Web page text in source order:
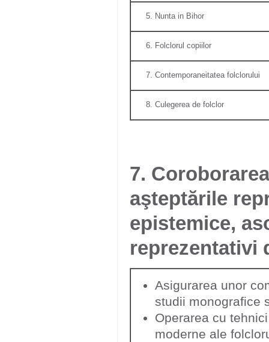
Nunta in Bihor
Folclorul copiilor
Contemporaneitatea folclorului
Culegerea de folclor
7.
aşteptările
epistemice,
reprezentativi
Asigurarea unor
studii monografice
Operarea cu
moderne ale